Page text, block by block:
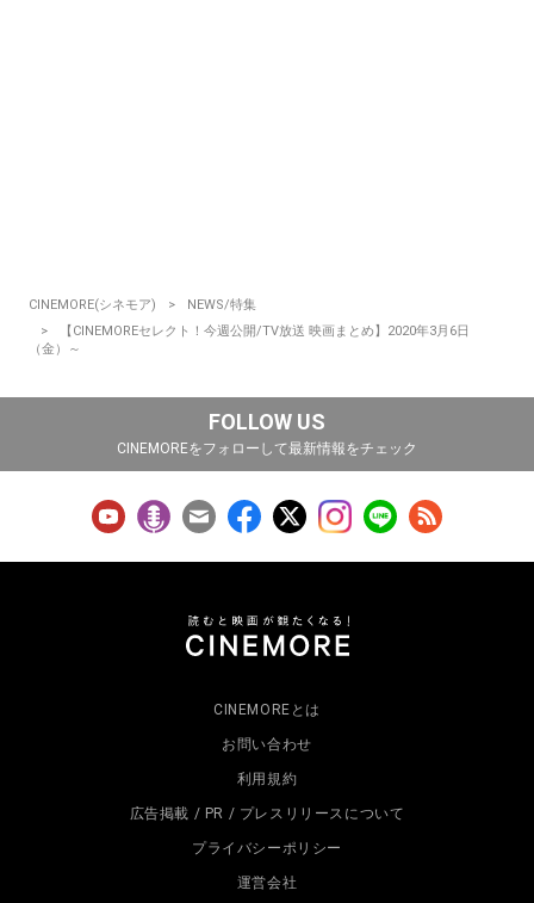
CINEMORE(シネモア)
NEWS/特集
【CINEMOREセレクト！今週公開/TV放送 映画まとめ】2020年3月6日
（金）～
FOLLOW US
CINEMOREをフォローして最新情報をチェック
CINEMOREとは
お問い合わせ
利用規約
広告掲載 / PR / プレスリリースについて
プライバシーポリシー
運営会社